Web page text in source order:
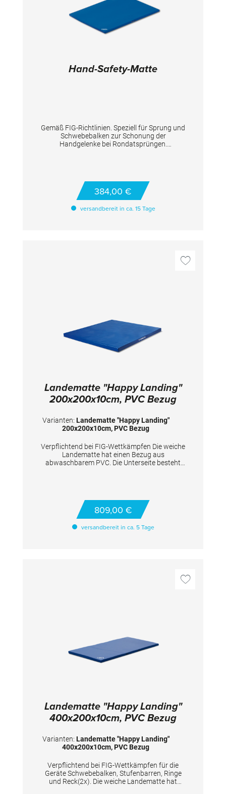
Hand-Safety-Matte
Gemäß FIG-Richtlinien. Speziell für Sprung und
Schwebebalken zur Schonung der
Handgelenke bei Rondatsprüngen.
384,00 €
versandbereit in ca. 15 Tage
Landematte "Happy Landing"
200x200x10cm, PVC Bezug
Varianten: Landematte "Happy Landing"
200x200x10cm, PVC Bezug
Verpflichtend bei FIG-Wettkämpfen Die weiche
Landematte hat einen Bezug aus
abwaschbarem PVC. Die Unterseite besteht
809,00 €
versandbereit in ca. 5 Tage
Landematte "Happy Landing"
400x200x10cm, PVC Bezug
Varianten: Landematte "Happy Landing"
400x200x10cm, PVC Bezug
Verpflichtend bei FIG-Wettkämpfen für die
Geräte Schwebebalken, Stufenbarren, Ringe
und Reck(2x). Die weiche Landematte hat